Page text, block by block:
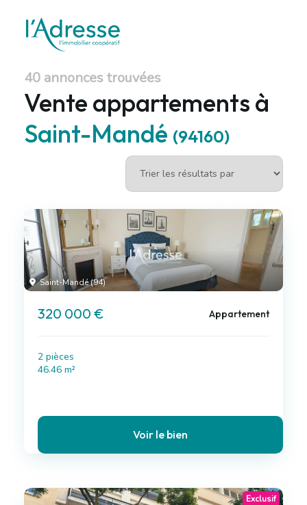
40 annonces trouvées
Vente appartements à
Saint-Mandé (94160)
Saint-Mandé (94)
320 000 € Appartement
2 pièces
46.46 m²
Voir le bien
Exclusif